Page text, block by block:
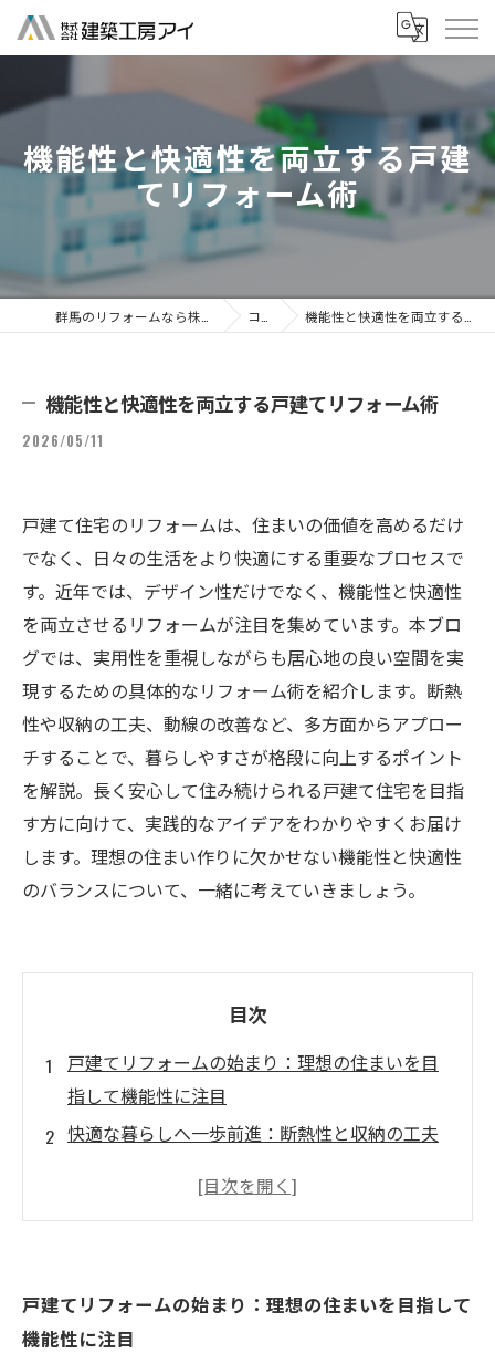
機能性と快適性を両立する戸建
てリフォーム術
コラム 機能性と快適性を両立する戸建てリフォーム術
機能性と快適性を両立する戸建てリフォーム術
2026/05/11
戸建て住宅のリフォームは、住まいの価値を高めるだけ
でなく、日々の生活をより快適にする重要なプロセスで
す。近年では、デザイン性だけでなく、機能性と快適性
を両立させるリフォームが注目を集めています。本ブロ
グでは、実用性を重視しながらも居心地の良い空間を実
現するための具体的なリフォーム術を紹介します。断熱
性や収納の工夫、動線の改善など、多方面からアプロー
チすることで、暮らしやすさが格段に向上するポイント
を解説。長く安心して住み続けられる戸建て住宅を目指
す方に向けて、実践的なアイデアをわかりやすくお届け
します。理想の住まい作りに欠かせない機能性と快適性
のバランスについて、一緒に考えていきましょう。
目次
戸建てリフォームの始まり：理想の住まいを目
指して機能性に注目
快適な暮らしへ一歩前進：断熱性と収納の工夫
動線改善でストレスフリーの生活空間を実現す
グづくりの秘訣
理想の戸建て住宅完成！機能性と快適性が両立
戸建てリフォームの始まり：理想の住まいを目指して
機能性に注目